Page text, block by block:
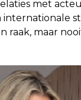
met
internationale
raak, maar